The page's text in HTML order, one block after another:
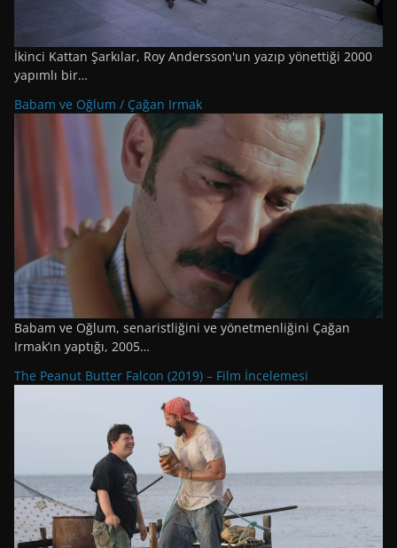
İkinci Kattan Şarkılar, Roy Andersson'un yazıp yönettiği 2000
yapımlı bir…
Babam ve Oğlum / Çağan Irmak
Babam ve Oğlum, senaristliğini ve yönetmenliğini Çağan
Irmak’ın yaptığı, 2005…
The Peanut Butter Falcon (2019) – Film İncelemesi